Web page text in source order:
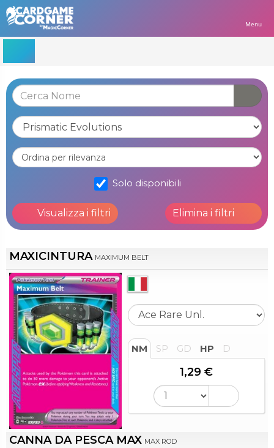
Menu
Solo disponibili
Visualizza i filtri Elimina i filtri
MAXICINTURA MAXIMUM BELT
NM SP GD HP D
1,29 €
CANNA DA PESCA MAX MAX ROD